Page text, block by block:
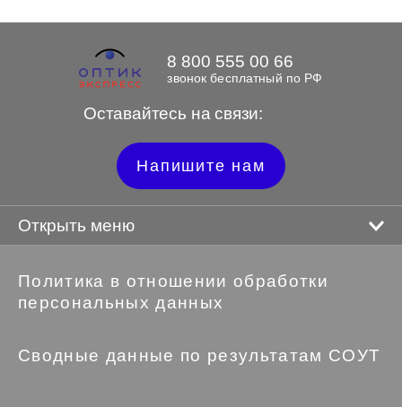
Оставайтесь на связи:
8 800 555 00 66
звонок бесплатный по РФ
Напишите нам
Открыть меню
Политика в отношении обработки
персональных данных
Сводные данные по результатам СОУТ